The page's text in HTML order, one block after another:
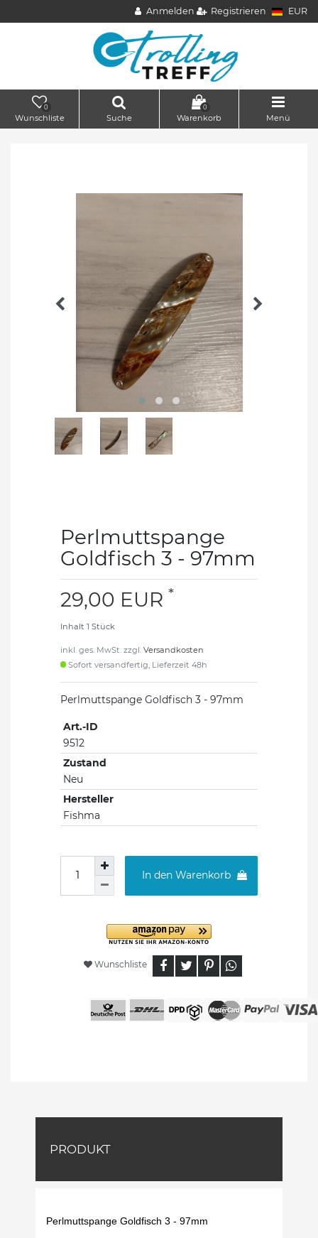
Anmelden Registrieren EUR
0
Wunschliste Suche
0
Warenkorb Menü
Perlmuttspange
Goldfisch 3 - 97mm
29,00 EUR *
Inhalt 1 Stück
inkl. ges. MwSt. zzgl. Versandkosten
Sofort versandfertig, Lieferzeit 48h
Perlmuttspange Goldfisch 3 - 97mm
Art.-ID
9512
Zustand
Neu
Hersteller
Fishma
In den Warenkorb
Wunschliste
PRODUKT
Perlmuttspange Goldfisch 3 - 97mm